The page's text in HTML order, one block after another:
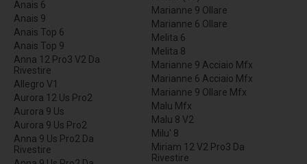
Anais 6
Anais 9
Anais Top 6
Anais Top 9
Anna 12 Pro3 V2 Da
Rivestire
Allegro V1
Aurora 12 Us Pro2
Aurora 9 Us
Aurora 9 Us Pro2
Anna 9 Us Pro2 Da
Rivestire
Marianne 9 Ollare
Marianne 6 Ollare
Melita 6
Melita 8
Marianne 9 Acciaio Mfx
Marianne 6 Acciaio Mfx
Marianne 9 Ollare Mfx
Malu Mfx
Malu 8 V2
Milu' 8
Miriam 12 V2 Pro3 Da
Rivestire